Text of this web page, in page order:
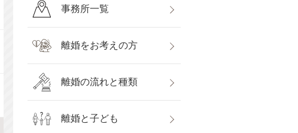
事務所一覧
離婚をお考えの方
離婚の流れと種類
離婚と子ども